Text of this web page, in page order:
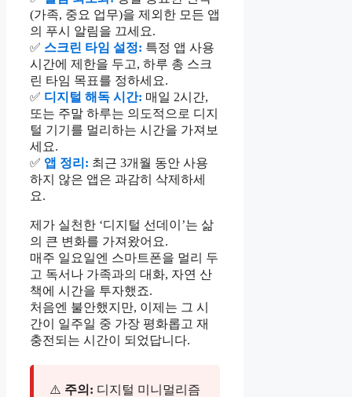
(가족, 중요 업무)을 제외한 모든 앱
의 푸시 알림을 끄세요.
✅ 스크린 타임 설정: 특정 앱 사용
시간에 제한을 두고, 하루 총 스크
린 타임 목표를 정하세요.
✅ 디지털 해독 시간: 매일 2시간,
또는 주말 하루는 의도적으로 디지
털 기기를 멀리하는 시간을 가져보
세요.
✅ 앱 정리: 최근 3개월 동안 사용
하지 않은 앱은 과감히 삭제하세
요.
제가 실천한 ‘디지털 선데이’는 삶
의 큰 변화를 가져왔어요.
매주 일요일엔 스마트폰을 멀리 두
고 독서나 가족과의 대화, 자연 산
책에 시간을 투자했죠.
처음엔 불안했지만, 이제는 그 시
간이 일주일 중 가장 평화롭고 재
충전되는 시간이 되었답니다.
⚠️ 주의: 디지털 미니멀리즘